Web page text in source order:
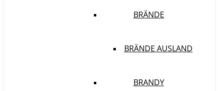
BRÄNDE
BRÄNDE AUSLAND
BRANDY